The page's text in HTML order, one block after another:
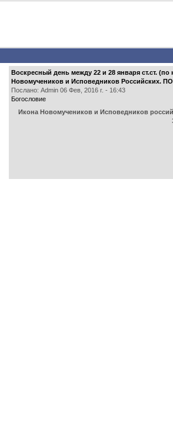
Воскресный день между 22 и 28 января ст.ст.
Новомучеников и Исповедников Российских.
Послано: Admin 06 Фев, 2016 г. - 16:43
Богословие
Икона Новомучеников и Исповедников